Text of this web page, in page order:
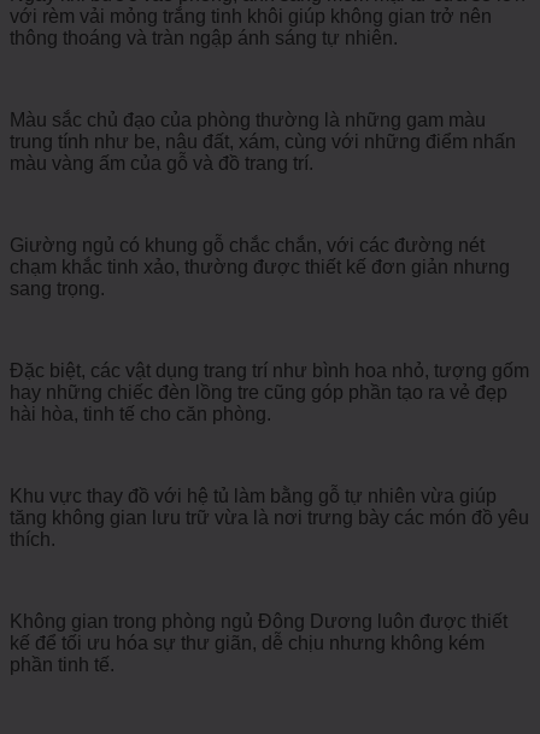
với rèm vải mỏng trắng tinh khôi giúp không gian trở nên
thông thoáng và tràn ngập ánh sáng tự nhiên.
Màu sắc chủ đạo của phòng thường là những gam màu
trung tính như be, nâu đất, xám, cùng với những điểm nhấn
màu vàng ấm của gỗ và đồ trang trí.
Giường ngủ có khung gỗ chắc chắn, với các đường nét
chạm khắc tinh xảo, thường được thiết kế đơn giản nhưng
sang trọng.
Đặc biệt, các vật dụng trang trí như bình hoa nhỏ, tượng gốm
hay những chiếc đèn lồng tre cũng góp phần tạo ra vẻ đẹp
hài hòa, tinh tế cho căn phòng.
Khu vực thay đồ với hệ tủ làm bằng gỗ tự nhiên vừa giúp
tăng không gian lưu trữ vừa là nơi trưng bày các món đồ yêu
thích.
Không gian trong phòng ngủ Đông Dương luôn được thiết
kế để tối ưu hóa sự thư giãn, dễ chịu nhưng không kém
phần tinh tế.